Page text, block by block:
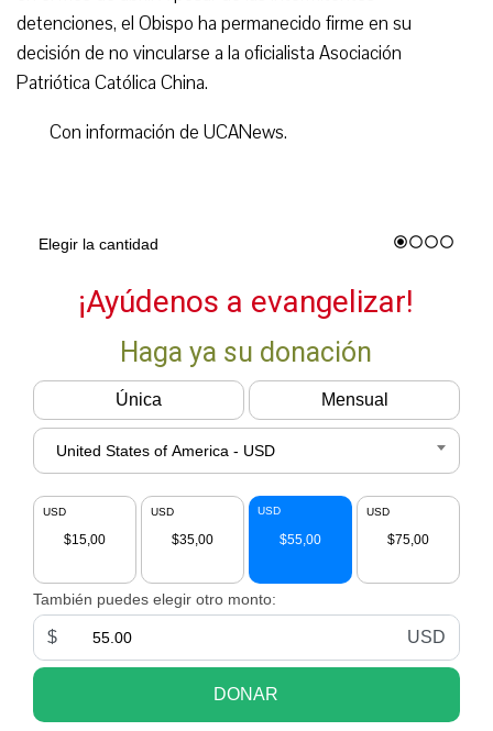
detenciones, el Obispo ha permanecido firme en su
decisión de no vincularse a la oficialista Asociación
Patriótica Católica China.
Con información de UCANews.